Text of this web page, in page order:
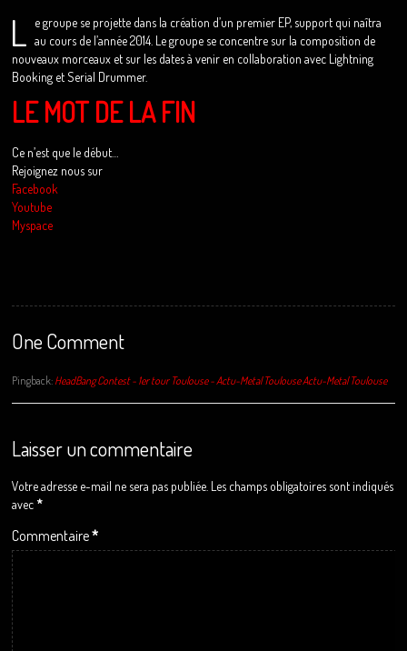
L e groupe se projette dans la création d’un premier EP, support qui naîtra
au cours de l’année 2014. Le groupe se concentre sur la composition de
nouveaux morceaux et sur les dates à venir en collaboration avec Lightning
Booking et Serial Drummer.
LE MOT DE LA FIN
Ce n’est que le début…
Rejoignez nous sur
Facebook
Youtube
Myspace
One Comment
Pingback: HeadBang Contest - 1er tour Toulouse - Actu-Metal Toulouse Actu-Metal Toulouse
Laisser un commentaire
Votre adresse e-mail ne sera pas publiée. Les champs obligatoires sont indiqués
avec *
Commentaire*